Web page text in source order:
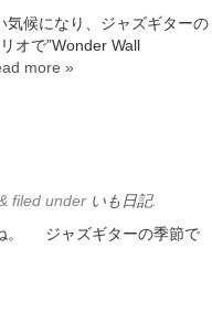
気候になり、ジャズギターの
オで”Wonder Wall
more »
filed under いも日記.
。 ジャズギターの季節で